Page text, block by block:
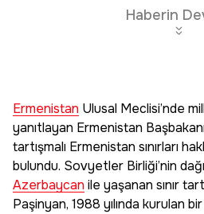
Haberin
Ermenistan Ulusal Meclisi’nde
yanıtlayan Ermenistan
tartışmalı Ermenistan sınırları
bulundu. Sovyetler Birliği’nin
Azerbaycan ile yaşanan sınır
Paşinyan, 1988 yılında kurulan